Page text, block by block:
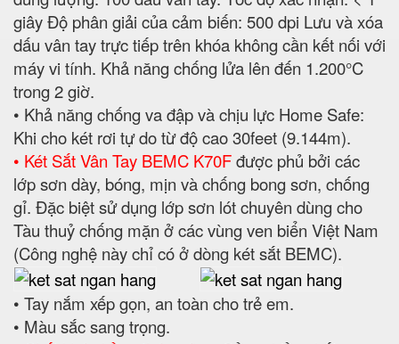
giây Độ phân giải của cảm biến: 500 dpi Lưu và xóa
dấu vân tay trực tiếp trên khóa không cần kết nối với
máy vi tính. Khả năng chống lửa lên đến 1.200°C
trong 2 giờ.
• Khả năng chống va đập và chịu lực Home Safe:
Khi cho két rơi tự do từ độ cao 30feet (9.144m).
• Két Sắt Vân Tay BEMC K70Fđược phủ bởi các
lớp sơn dày, bóng, mịn và chống bong sơn, chống
gỉ. Đặc biệt sử dụng lớp sơn lót chuyên dùng cho
Tàu thuỷ chống mặn ở các vùng ven biển Việt Nam
(Công nghệ này chỉ có ở dòng két sắt BEMC).
• Tay nắm xếp gọn, an toàn cho trẻ em.
• Màu sắc sang trọng.